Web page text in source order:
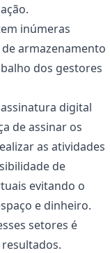
inúmeras
armazenamento
dos gestores
digital
de assinar os
as atividades
de
evitando o
e dinheiro.
setores é